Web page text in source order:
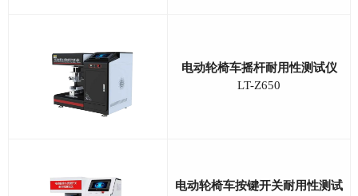
电动轮椅车摇杆耐用性测试仪
LT-Z650
电动轮椅车按键开关耐用性测试